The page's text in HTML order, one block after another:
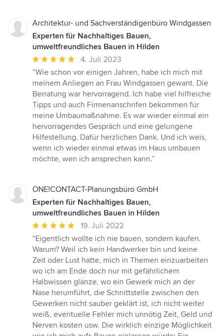
Architektur- und Sachverständigenbüro Windgassen
Experten für Nachhaltiges Bauen,
umweltfreundliches Bauen in Hilden
Durchschnittliche
Bewertung:
5
von
5
Sternen
4. Juli 2023
“Wie schon vor einigen Jahren, habe ich mich mit
meinem Anliegen an Frau Windgassen gewant. Die
Berratung war hervorragend. Ich habe viel hilfreiche
Tipps und auch Firmenanschrifen bekommen für
meine Umbaumaßnahme. Es war wieder einmal ein
hervorragendes Gespräch und eine gelungene
Hilfestellung. Dafür herzlichen Dank. Und ich weis,
wenn ich wieder einmal etwas im Haus umbauen
möchte, wen ich ansprechen kann.”
ONE!CONTACT-Planungsbüro GmbH
Experten für Nachhaltiges Bauen,
umweltfreundliches Bauen in Hilden
Durchschnittliche
Bewertung:
5
von
5
Sternen
19. Juli 2022
“Eigentlich wollte ich nie bauen, sondern kaufen.
Warum? Weil ich kein Handwerker bin und keine
Zeit oder Lust hatte, mich in Themen einzuarbeiten
wo ich am Ende doch nur mit gefährlichem
Halbwissen glänze, wo ein Gewerk mich an der
Nase herumführt, die Schnittstelle zwischen den
Gewerken nicht sauber geklärt ist, ich nicht weiter
weiß, eventuelle Fehler mich unnötig Zeit, Geld und
Nerven kosten usw. Die wirklich einzige Möglichkeit